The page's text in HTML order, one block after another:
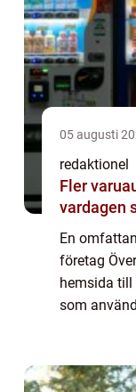
05 augusti
redaktionel
Fler
vardagen
En
företag
hemsida
som
närvaro